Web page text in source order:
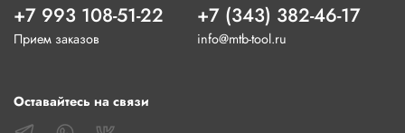
+7 993 108-51-22
Прием заказов
+7 (343) 382-46-17
info@mtb-tool.ru
Оставайтесь на связи